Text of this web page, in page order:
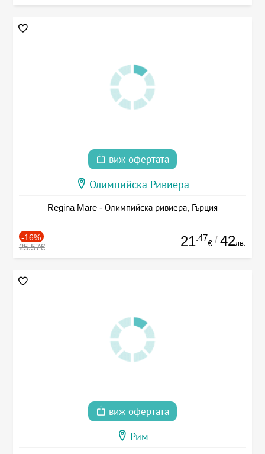
виж офертата
Олимпийска Ривиера
Regina Mare - Олимпийска ривиера, Гърция
-16%
25.57€ 21.47
€ / 42лв.
виж офертата
Рим